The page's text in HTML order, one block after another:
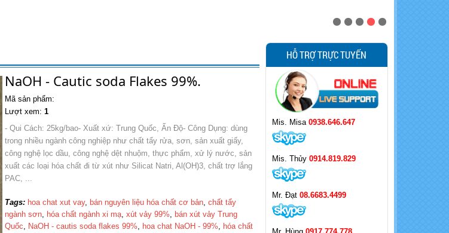
NaOH - Cautic soda Flakes 99%.
Mã sản phẩm:
Lượt xem:1
- Qui Cách: 25kg/bao- Xuất xứ: Trung Quốc, Ấn Độ- Công Dụng: dùng
trong nhiều ngành công nghiệp như chất tẩy rửa, sơn, sản xuất giấy,
công nghệ lọc dầu, công nghệ dệt nhuộm, thực phẩm, xử lý nước, sản
xuất các loại hóa chất đi từ xút như Silicat Natri, Al(OH)3, chất trợ lắng
PAC, ...
Tags: hoa chat xut vay, bán nguyên liệu hóa chất cơ bản ,chất tẩy
ngành sơn
hóa chất ngành xi mạ ,xút vảy 99%
bán xút vảy Trung
Quốc
NaOH - cautis soda flakes 99% hoa chat NaOH - 99%
hóa chất
HỖ TRỢ TRỰC TUYẾN
Mis. Misa 0938.646.647
Mis. Thủy 0914.819.829
Mr. Đạt 08.6683.4499